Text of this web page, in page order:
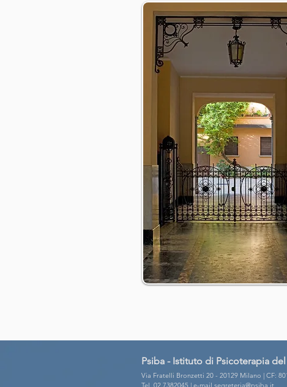
Psiba - Istituto di Psicoterapia
Via Fratelli Bronzetti 20 - 20129 Milano | CF:
Tel. 02 7382045 | e-mail segreteria@psiba.it